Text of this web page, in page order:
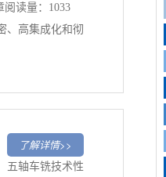
阅读量：1033
、高集成化和彻
了解详情>>
五轴车铣技术性